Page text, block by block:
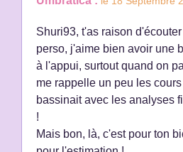
Shuri93, t'as raison
perso, j'aime bien avoir une
à l'appui, surtout quand on
me rappelle un peu les
bassinait avec les analyses
!
Mais bon, là, c'est pour ton